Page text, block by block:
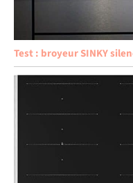
Test : broyeur SINKY